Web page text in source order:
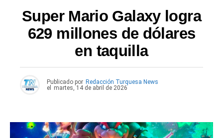
Super Mario Galaxy logra
629 millones de dólares
en taquilla
Publicado por Redacción Turquesa News
el
martes, 14 de abril de 2026